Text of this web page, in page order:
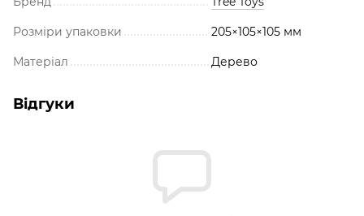
Розміри упаковки 205×105×105 мм
Матеріал Дерево
Відгуки